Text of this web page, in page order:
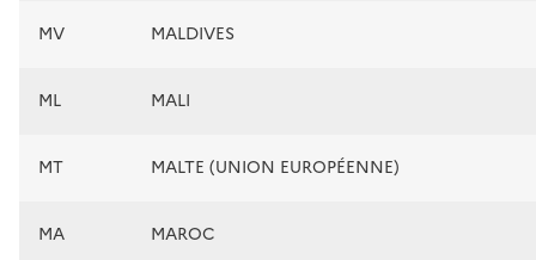
MV MALDIVES
ML MALI
MT MALTE (UNION EUROPÉENNE)
MA MAROC